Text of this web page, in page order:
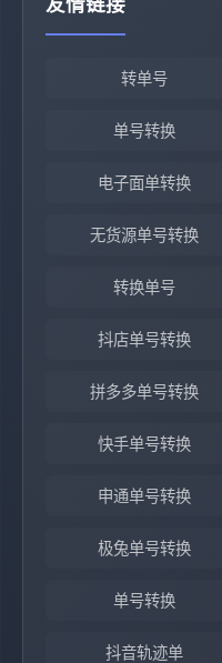
转单号
单号转换
电子面单转换
无货源单号转换
转换单号
抖店单号转换
拼多多单号转换
快手单号转换
申通单号转换
极兔单号转换
单号转换
抖音轨迹单